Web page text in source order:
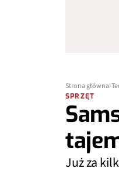
Strona główna
SPRZĘT
Już za